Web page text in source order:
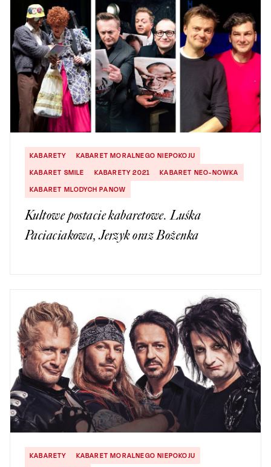
KABARETY
KABARET MORALNEGO NIEPOKOJU
KABARET SMILE
KABARETY 2021
KABARET NEO-NOWKA
KABARET MLODYCH PANOW
Kultowe postacie kabaretowe. Luśka
Paciaciakowa, Jerzyk oraz Bożenka
KABARETY
KABARET MORALNEGO NIEPOKOJU